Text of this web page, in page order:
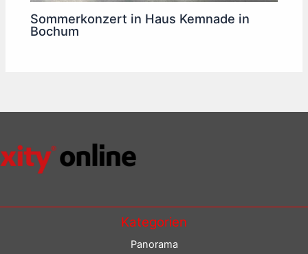
Sommerkonzert in Haus Kemnade in
Bochum
Kategorien
Panorama